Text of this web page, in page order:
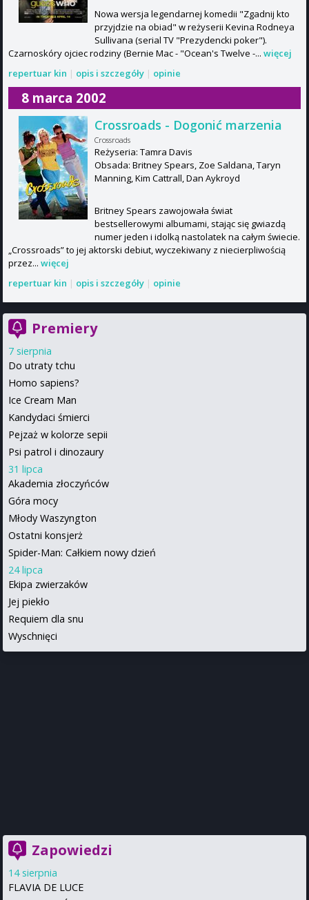
Nowa wersja legendarnej komedii "Zgadnij kto
przyjdzie na obiad" w reżyserii Kevina Rodneya
Sullivana (serial TV "Prezydencki poker").
Czarnoskóry ojciec rodziny (Bernie Mac - "Ocean's Twelve -... więcej
repertuar kin | opis i szczegóły | opinie
8 marca 2002
Crossroads - Dogonić marzenia
Crossroads
Reżyseria: Tamra Davis
Obsada: Britney Spears, Zoe Saldana, Taryn
Manning, Kim Cattrall, Dan Aykroyd
Britney Spears zawojowała świat
bestsellerowymi albumami, stając się gwiazdą
numer jeden i idolką nastolatek na całym świecie.
„Crossroads” to jej aktorski debiut, wyczekiwany z niecierpliwością
przez... więcej
repertuar kin | opis i szczegóły | opinie
Premiery
7 sierpnia
Do utraty tchu
Homo sapiens?
Ice Cream Man
Kandydaci śmierci
Pejzaż w kolorze sepii
Psi patrol i dinozaury
31 lipca
Akademia złoczyńców
Góra mocy
Młody Waszyngton
Ostatni konsjerż
Spider-Man: Całkiem nowy dzień
24 lipca
Ekipa zwierzaków
Jej piekło
Requiem dla snu
Wyschnięci
Zapowiedzi
14 sierpnia
FLAVIA DE LUCE